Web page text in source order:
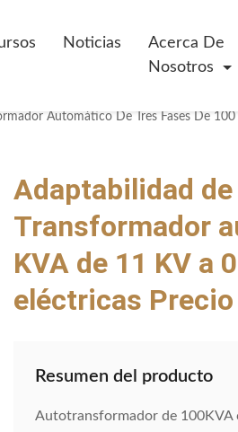
Noticias
Acerca De
Nosotros
Adaptabilidad
Transformador
KVA de 11 KV a
eléctricas
Resumen del producto
Autotransformador de 100KVA